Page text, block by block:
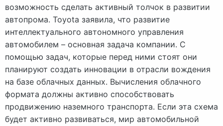
возможность сделать активный толчок в развитии
автопрома. Toyota заявила, что развитие
интеллектуального автономного управления
автомобилем – основная задача компании. С
помощью задач, которые перед ними стоят они
планируют создать инновации в отрасли вождения
на базе облачных данных. Вычисления облачного
формата должны активно способствовать
продвижению наземного транспорта. Если эта схема
будет активно развиваться, мир автомобильной